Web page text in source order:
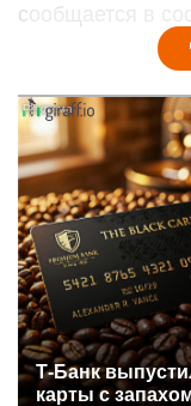
сообщается в
Т-Банк
карты с